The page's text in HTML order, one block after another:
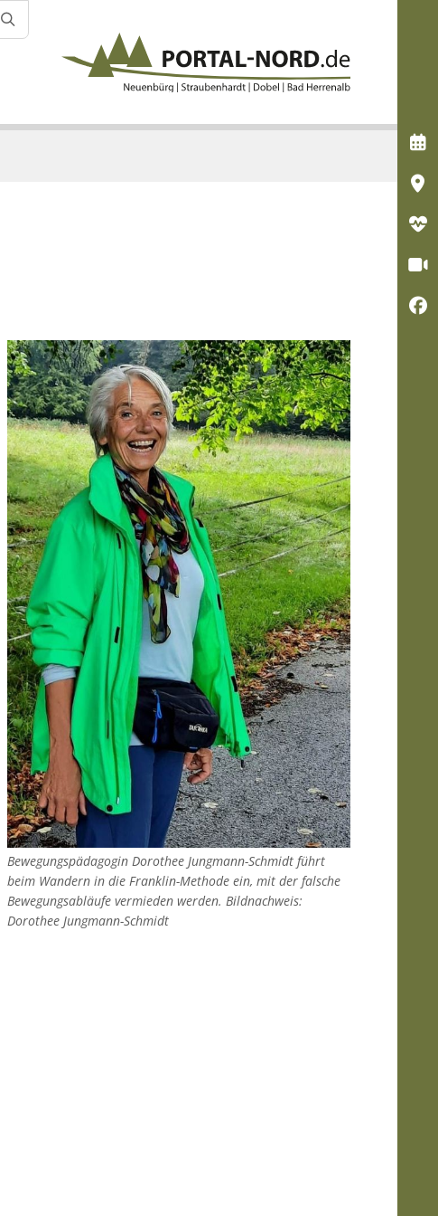

Bewegungspädagogin Dorothee Jungmann-Schmidt führt
beim Wandern in die Franklin-Methode ein, mit der falsche
Bewegungsabläufe vermieden werden. Bildnachweis:
Dorothee Jungmann-Schmidt




